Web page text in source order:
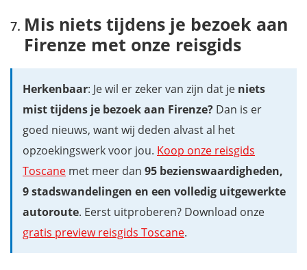
Mis niets tijdens je bezoek aan
Firenze met onze reisgids
Herkenbaar: Je wil er zeker van zijn dat je niets
mist tijdens je bezoek aan Firenze? Dan is er
goed nieuws, want wij deden alvast al het
opzoekingswerk voor jou. Koop onze reisgids
Toscane met meer dan 95 bezienswaardigheden,
9 stadswandelingen en een volledig uitgewerkte
autoroute. Eerst uitproberen? Download onze
gratis preview reisgids Toscane.